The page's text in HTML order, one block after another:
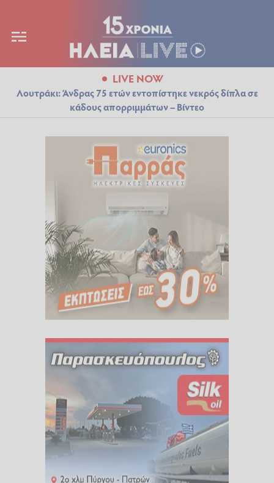
LIVE NOW
Λουτράκι: Άνδρας 75 ετών εντοπίστηκε νεκρός δίπλα σε
κάδους απορριμμάτων – Βίντεο